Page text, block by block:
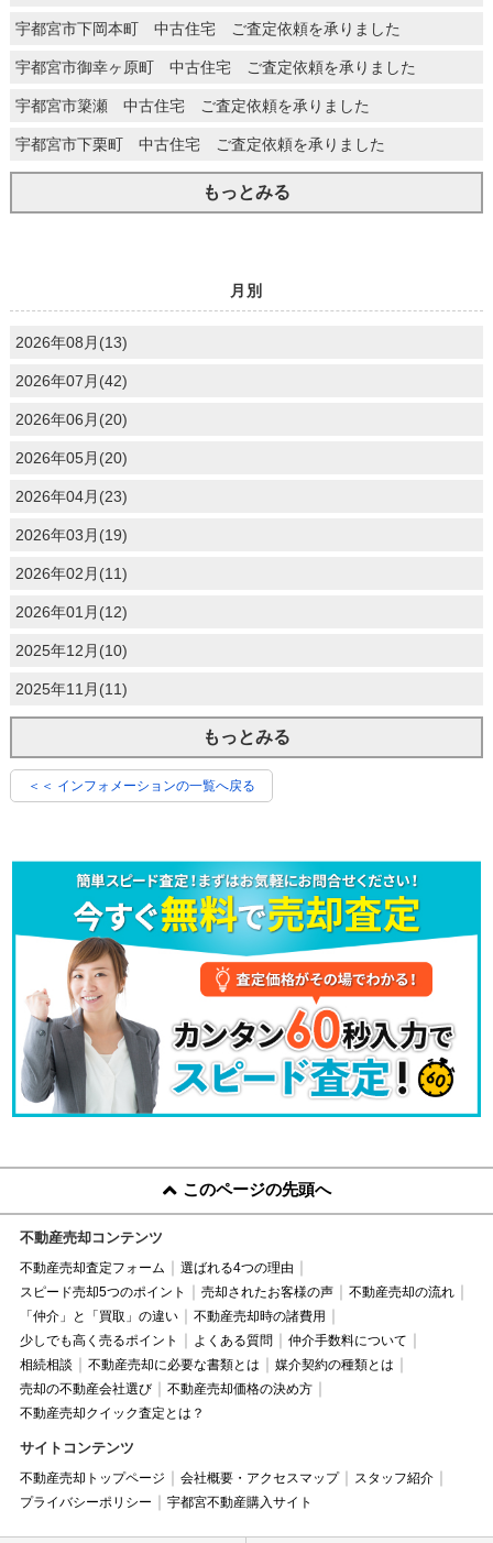
宇都宮市下岡本町 中古住宅 ご査定依頼を承りました
宇都宮市御幸ヶ原町 中古住宅 ご査定依頼を承りました
宇都宮市簗瀬 中古住宅 ご査定依頼を承りました
宇都宮市下栗町 中古住宅 ご査定依頼を承りました
もっとみる
月別
2026年08月(13)
2026年07月(42)
2026年06月(20)
2026年05月(20)
2026年04月(23)
2026年03月(19)
2026年02月(11)
2026年01月(12)
2025年12月(10)
2025年11月(11)
もっとみる
＜＜ インフォメーションの一覧へ戻る
このページの先頭へ
不動産売却コンテンツ
不動産売却査定フォーム
選ばれる4つの理由
スピード売却5つのポイント
売却されたお客様の声
不動産売却の流れ
「仲介」と「買取」の違い
不動産売却時の諸費用
少しでも高く売るポイント
よくある質問
仲介手数料について
相続相談
不動産売却に必要な書類とは
媒介契約の種類とは
売却の不動産会社選び
不動産売却価格の決め方
不動産売却クイック査定とは？
サイトコンテンツ
不動産売却トップページ 会社概要・アクセスマップ
スタッフ紹介
プライバシーポリシー
宇都宮不動産購入サイト